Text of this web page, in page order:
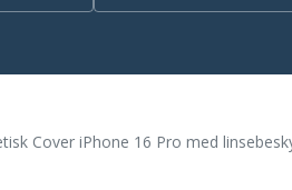
Cover iPhone 16 Pro med